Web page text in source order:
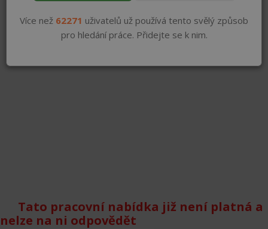
Tato pracovní nabídka již není platná a
nelze na ni odpovědět
Více než 62271 uživatelů už používá tento svělý způsob
pro hledání práce. Přidejte se k nim.